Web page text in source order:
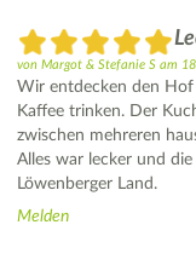
von Margot & Stefanie S am
Wir entdecken den Hof
Kaffee trinken. Der
zwischen mehreren
Alles war lecker und
Löwenberger Land.
Melden